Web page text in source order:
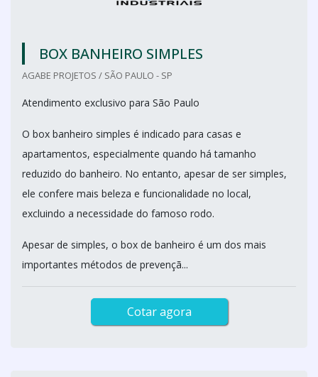
BOX BANHEIRO SIMPLES
AGABE PROJETOS / SÃO PAULO - SP
Atendimento exclusivo para São Paulo
O box banheiro simples é indicado para casas e
apartamentos, especialmente quando há tamanho
reduzido do banheiro. No entanto, apesar de ser simples,
ele confere mais beleza e funcionalidade no local,
excluindo a necessidade do famoso rodo.
Apesar de simples, o box de banheiro é um dos mais
importantes métodos de prevençã...
Cotar agora